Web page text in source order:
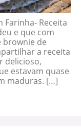
Farinha- Receita
e que com
brownie de
a receita
delicioso,
estavam quase
maduras. […]